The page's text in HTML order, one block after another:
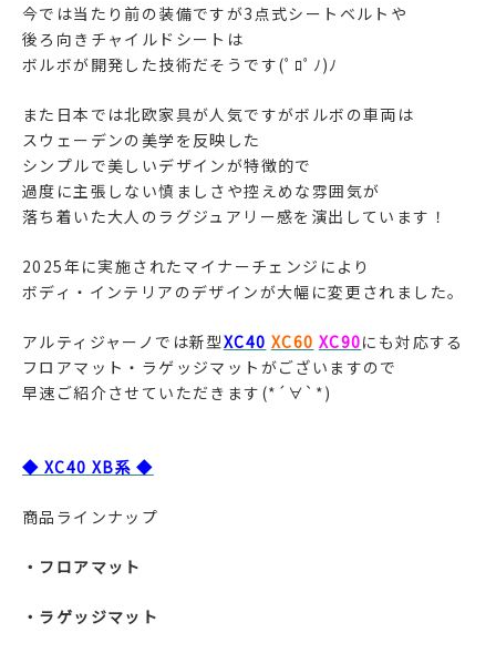
今では当たり前の装備ですが3点式シートベルトや
後ろ向きチャイルドシートは
ボルボが開発した技術だそうです(ﾟﾛﾟﾉ)ﾉ
また日本では北欧家具が人気ですがボルボの車両は
スウェーデンの美学を反映した
シンプルで美しいデザインが特徴的で
過度に主張しない慎ましさや控えめな雰囲気が
落ち着いた大人のラグジュアリー感を演出しています！
2025年に実施されたマイナーチェンジにより
ボディ・インテリアのデザインが大幅に変更されました。
アルティジャーノでは新型XC40 XC60 XC90にも対応する
フロアマット・ラゲッジマットがございますので
早速ご紹介させていただきます(*´∀`*)
◆ XC40 XB系 ◆
商品ラインナップ
・フロアマット
・ラゲッジマット